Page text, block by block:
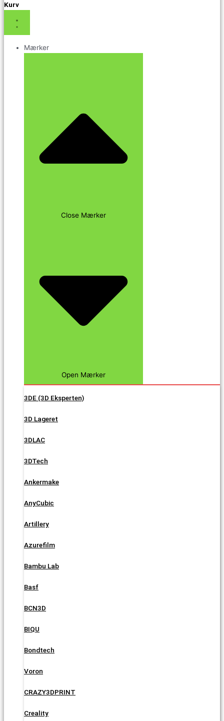
Kurv
Mærker
Close Mærker
Open Mærker
3DE (3D Eksperten)
3D Lageret
3DLAC
3DTech
Ankermake
AnyCubic
Artillery
Azurefilm
Bambu Lab
Basf
BCN3D
BIQU
Bondtech
Voron
CRAZY3DPRINT
Creality